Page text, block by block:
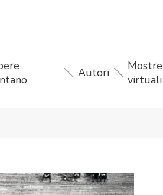
Autori
Mostre
virtuali